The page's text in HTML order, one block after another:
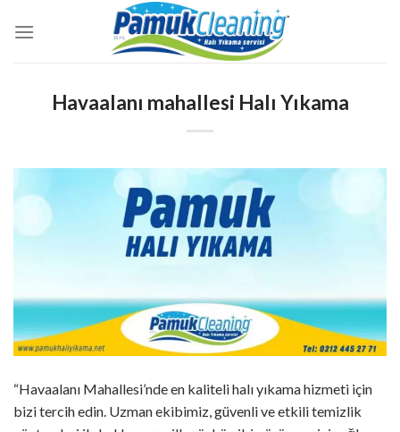
atla
Havaalanı mahallesi Halı Yıkama
“Havaalanı Mahallesi’nde en kaliteli halı yıkama hizmeti için
bizi tercih edin. Uzman ekibimiz, güvenli ve etkili temizlik